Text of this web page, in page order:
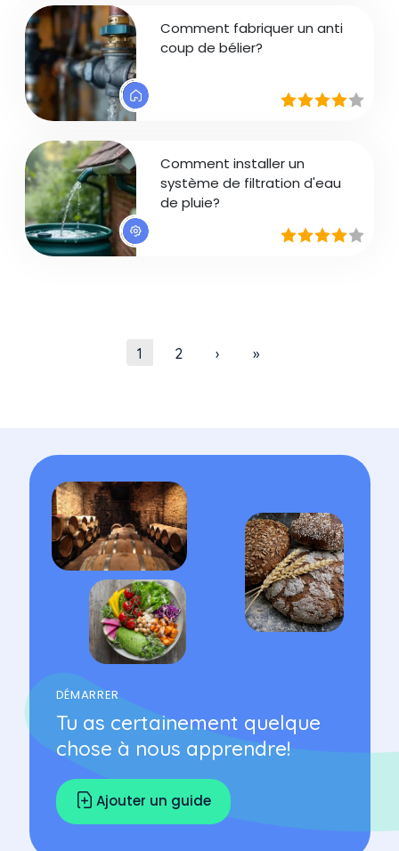
Comment fabriquer un anti
coup de bélier?
Comment installer un
système de filtration d'eau
de pluie?
Page courante
1 Page
2 Page suivante
› Dernière page
»
DÉMARRER
Tu as certainement quelque
chose à nous apprendre!
Ajouter un guide